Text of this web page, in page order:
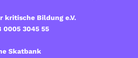
kritische Bildung e.V.
0005 3045 55
Skatbank